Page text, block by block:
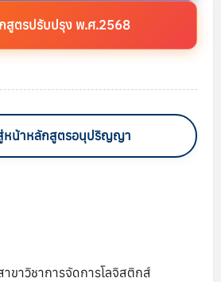
สูตรปรับปรุง พ.ศ.2568
หน้าหลักสูตรอนุปริญญา
าวิชาการจัดการโลจิสติกส์